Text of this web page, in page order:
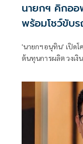
นายกฯ คิกออ
พร้อมโชว์ขับ
'นายกฯอนุทิน' เปิดโ
ต้นทุนการผลิต วงเงิ